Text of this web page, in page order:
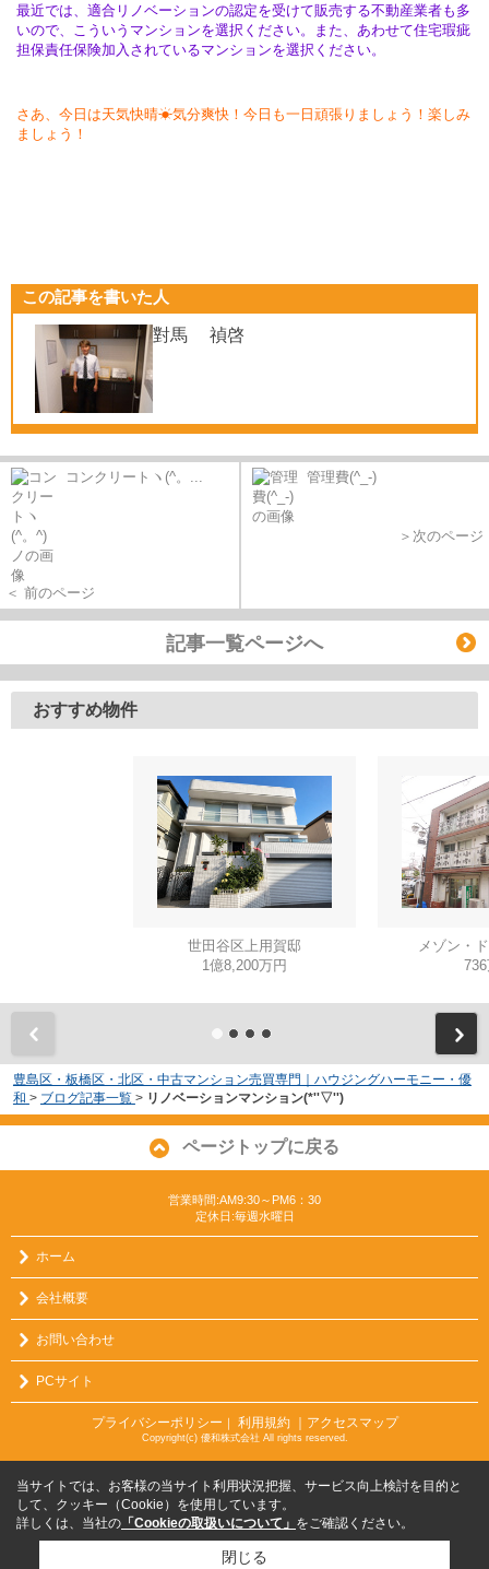
最近では、適合リノベーションの認定を受けて販売する不動産業者も多
いので、こういうマンションを選択ください。また、あわせて住宅瑕疵
担保責任保険加入されているマンションを選択ください。
さあ、今日は天気快晴☀気分爽快！今日も一日頑張りましょう！楽しみ
ましょう！
この記事を書いた人
對馬 禎啓
コンクリートヽ(^。...
＜ 前のページ
管理費(^_-)
＞次のページ
記事一覧ページへ
おすすめ物件
世田谷区上用賀邸
1億8,200万円
メゾン・
豊島区・板橋区・北区・中古マンション売買専門｜ハウジングハーモニー・優
和 > ブログ記事一覧 > リノベーションマンション(*''▽'')
ページトップに戻る
営業時間:AM9:30～PM6：30
定休日:毎週水曜日
ホーム
会社概要
お問い合わせ
PCサイト
プライバシーポリシー ｜ 利用規約 ｜アクセスマップ
Copyright(c) 優和株式会社 All rights reserved.
当サイトでは、お客様の当サイト利用状況把握、サービス向上検討を目的と
して、クッキー（Cookie）を使用しています。
詳しくは、当社の 「Cookieの取扱いについて」 をご確認ください。
閉じる